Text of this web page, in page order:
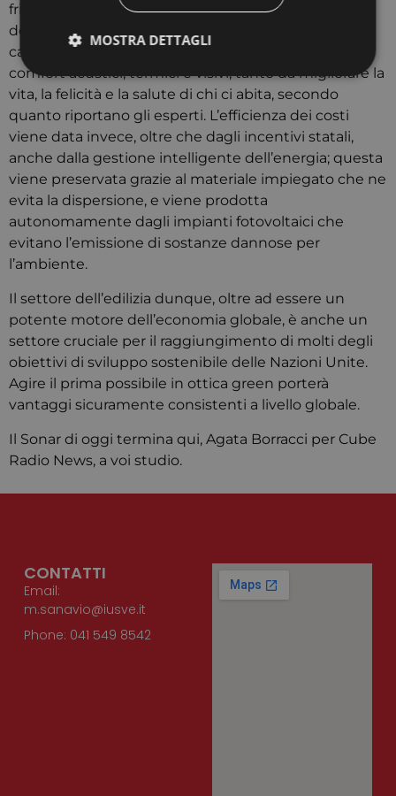
friendly forniscono una buona qualità dell’aria,
dell’acqua e una buona diminuzione di umidità e
campi elettromagnetici. I materiali donano poi
comfort acustici, termici e visivi, tanto da migliorare la
vita, la felicità e la salute di chi ci abita, secondo
quanto riportano gli esperti. L’efficienza dei costi
viene data invece, oltre che dagli incentivi statali,
anche dalla gestione intelligente dell’energia; questa
viene preservata grazie al materiale impiegato che ne
evita la dispersione, e viene prodotta
autonomamente dagli impianti fotovoltaici che
evitano l’emissione di sostanze dannose per
l’ambiente.
Il settore dell’edilizia dunque, oltre ad essere un
potente motore dell’economia globale, è anche un
settore cruciale per il raggiungimento di molti degli
obiettivi di sviluppo sostenibile delle Nazioni Unite.
Agire il prima possibile in ottica green porterà
vantaggi sicuramente consistenti a livello globale.
Il Sonar di oggi termina qui, Agata Borracci per Cube
Radio News, a voi studio.
CONTATTI
Email:
m.sanavio@iusve.it
Phone: 041 549 8542
MOSTRA DETTAGLI
Strettamente necessari Targeting
I cookie strettamente necessari consentono le
funzionalità principali del sito web come l'accesso
dell'utente e la gestione dell'account. Il sito web non
può essere utilizzato correttamente senza i cookie
strettamente necessari.
Nome
Provider /
Dominio
CookieScriptConsent
2 giorni
Cookie-
ricordare
consenso
Cookie-